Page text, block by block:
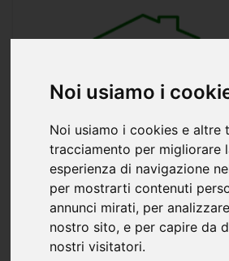
Noi usiamo i
Noi usiamo i cookies e altre
tracciamento per migliorare
esperienza di navigazione
per mostrarti contenuti
annunci mirati, per
nostro sito, e per capire da
nostri visitatori.
Appartamento quadrilocale
Alcamo - 170mq
98.000 € 170 mq 4 stanze
Alcamo comodo appartamento di 170